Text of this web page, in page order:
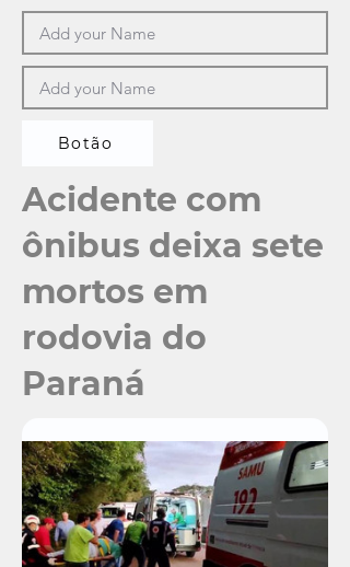
Botão
Acidente com
ônibus deixa sete
mortos em
rodovia do
Paraná